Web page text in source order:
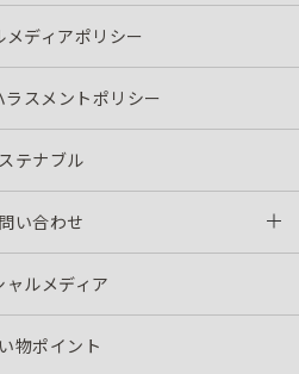
メディアポリシー
スメントポリシー
テナブル
い合わせ
ャルメディア
物ポイント